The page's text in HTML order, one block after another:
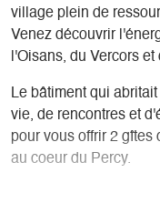
village plein de
Venez découvrir
l'Oisans, du Vercors et
Le bâtiment qui
vie, de rencontres et
pour vous offrir 2 gîtes
au coeur du Percy.